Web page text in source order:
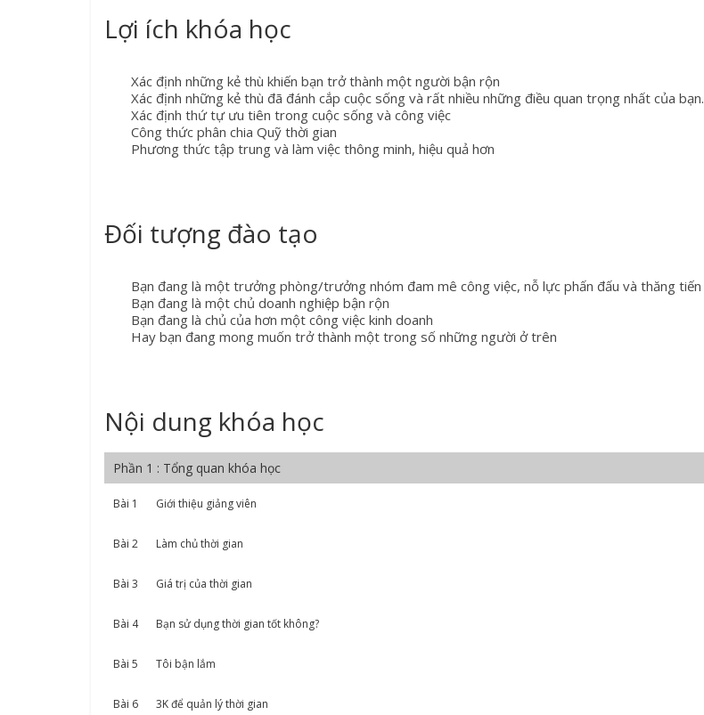
Lợi ích khóa học
Xác định những kẻ thù khiến bạn trở thành một người bận rộn
Xác định những kẻ thù đã đánh cắp cuộc sống và rất nhiều những điều quan trọng nhất của bạn.
Xác định thứ tự ưu tiên trong cuộc sống và công việc
Công thức phân chia Quỹ thời gian
Phương thức tập trung và làm việc thông minh, hiệu quả hơn
Đối tượng đào tạo
Bạn đang là một trưởng phòng/trưởng nhóm đam mê công việc, nỗ lực phấn đấu và thăng tiến
Bạn đang là một chủ doanh nghiệp bận rộn
Bạn đang là chủ của hơn một công việc kinh doanh
Hay bạn đang mong muốn trở thành một trong số những người ở trên
Nội dung khóa học
Phần 1 : Tổng quan khóa học
Bài 1 Giới thiệu giảng viên
Bài 2 Làm chủ thời gian
Bài 3 Giá trị của thời gian
Bài 4 Bạn sử dụng thời gian tốt không?
Bài 5 Tôi bận lắm
Bài 6 3K để quản lý thời gian